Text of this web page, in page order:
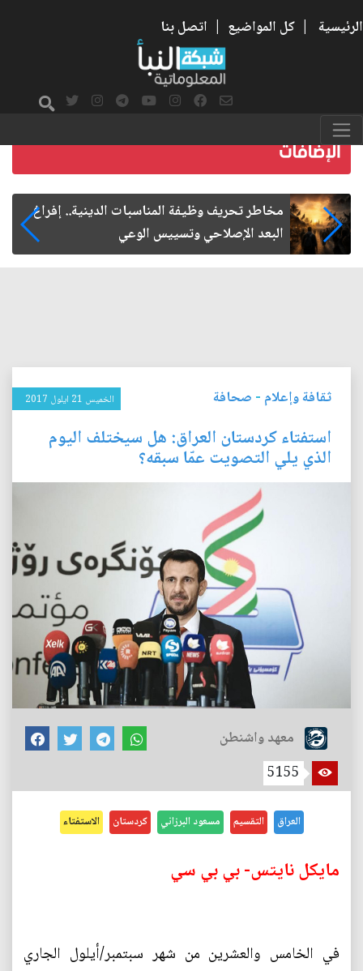
الرئيسية | كل المواضيع | اتصل بنا
زيارة الأربعين.. من الفاعلية المجتمعية إلى المواطنة
الفاعلة
ثقافة وإعلام - صحافة الخميس 21 ايلول 2017
استفتاء كردستان العراق: هل سيختلف اليوم
الذي يلي التصويت عمّا سبقه؟
معهد واشنطن
5155
العراق التقسيم مسعود البرزاني كردستان الاستفتاء
مايكل نايتس- بي بي سي
في الخامس والعشرين من شهر سبتمبر/أيلول الجاري